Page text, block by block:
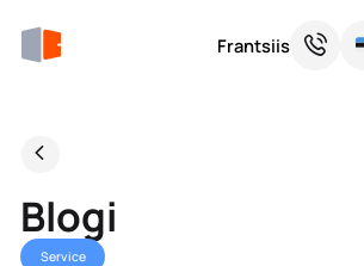
Frantsiis
Blogi
Service